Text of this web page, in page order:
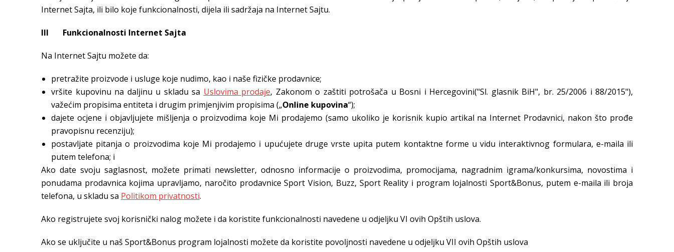
Internet Sajta, ili bilo koje funkcionalnosti, dijela ili sadržaja na Internet Sajtu.
III Funkcionalnosti Internet Sajta
Na Internet Sajtu možete da:
pretražite proizvode i usluge koje nudimo, kao i naše fizičke prodavnice;
vršite kupovinu na daljinu u skladu sa Uslovima prodaje, Zakonom o zaštiti potrošača u Bosni i Hercegovini("Sl. glasnik BiH", br. 25/2006 i 88/2015"),
važećim propisima entiteta i drugim primjenjivim propisima („Online kupovina“);
dajete ocjene i objavljujete mišljenja o proizvodima koje Mi prodajemo (samo ukoliko je korisnik kupio artikal na Internet Prodavnici, nakon što prođe
pravopisnu recenziju);
postavljate pitanja o proizvodima koje Mi prodajemo i upućujete druge vrste upita putem kontaktne forme u vidu interaktivnog formulara, e-maila ili
putem telefona; i
Ako date svoju saglasnost, možete primati newsletter, odnosno informacije o proizvodima, promocijama, nagradnim igrama/konkursima, novostima i
ponudama prodavnica kojima upravljamo, naročito prodavnice Sport Vision, Buzz, Sport Reality i program lojalnosti Sport&Bonus, putem e-maila ili broja
telefona, u skladu sa Politikom privatnosti.
Ako registrujete svoj korisnički nalog možete i da koristite funkcionalnosti navedene u odjeljku VI ovih Opštih uslova.
Ako se uključite u naš Sport&Bonus program lojalnosti možete da koristite povoljnosti navedene u odjeljku VII ovih Opštih uslova